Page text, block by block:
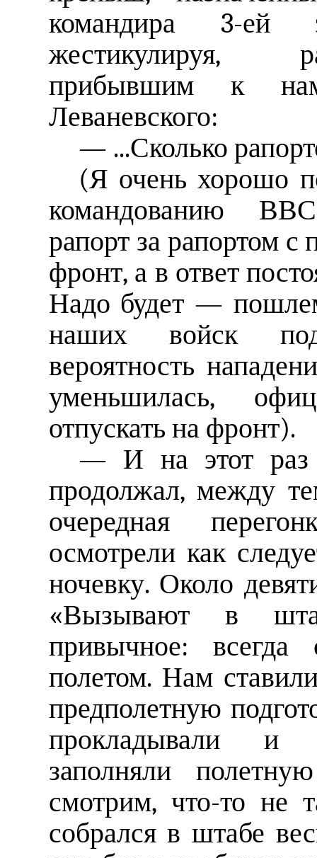
командира 3-ей
жестикулируя,
прибывшим к
Леваневского:
— ...Сколько
(Я очень хорошо
командованию
рапорт за рапортом с
фронт, а в ответ
Надо будет —
наших войск
вероятность
уменьшилась,
отпускать на фронт).
— И на этот раз
продолжал, между
очередная
осмотрели как
ночевку. Около
«Вызывают в
привычное: всегда
полетом. Нам
предполетную
прокладывали и
заполняли
смотрим, что-то не
собрался в штабе